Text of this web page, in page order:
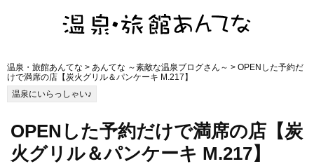
温泉・旅館あんてな > あんてな ～素敵な温泉ブログさん～ > OPENした予約だ
けで満席の店【炭火グリル＆パンケーキ M.217】
温泉にいらっしゃい♪
OPENした予約だけで満席の店【炭
火グリル＆パンケーキ M.217】